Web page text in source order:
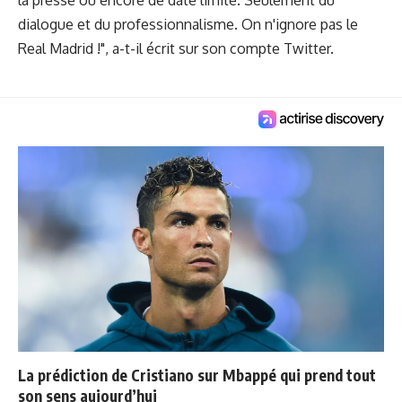
dialogue et du professionnalisme. On n'ignore pas le
Real Madrid !", a-t-il écrit sur son compte Twitter.
La prédiction de Cristiano sur Mbappé qui prend tout
son sens aujourd’hui